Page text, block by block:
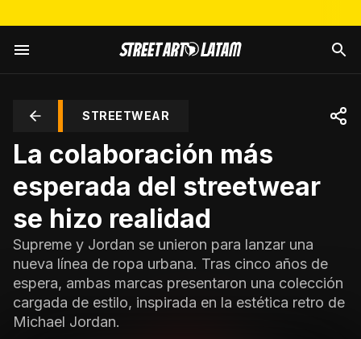
STREETWEAR
La colaboración más
esperada del streetwear
se hizo realidad
Supreme y Jordan se unieron para lanzar una
nueva línea de ropa urbana. Tras cinco años de
espera, ambas marcas presentaron una colección
cargada de estilo, inspirada en la estética retro de
Michael Jordan.